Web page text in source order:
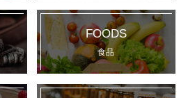
FOODS
食品